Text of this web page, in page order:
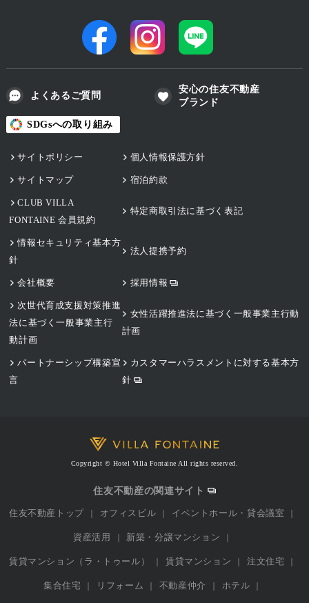
よくあるご質問
安心の住友不動産
ブランド
SDGsへの取り組み
サイトポリシー 個人情報保護方針
サイトマップ 宿泊約款
CLUB VILLA
FONTAINE 会員規約
特定商取引法に基づく表記
情報セキュリティ基本方
針
法人提携予約
会社概要 採用情報
次世代育成支援対策推進
法に基づく一般事業主行
動計画
女性活躍推進法に基づく一般事業主行動
計画
パートナーシップ構築宣
言
カスタマーハラスメントに対する基本方
針
Copyright © Hotel Villa Fontaine All rights reserved.
住友不動産の関連サイト
住友不動産トップ オフィスビル イベントホール・貸会議室
資産活用 新築・分譲マンション
賃貸マンション（ラ・トゥール） 賃貸マンション 注文住宅
集合住宅 リフォーム 不動産仲介 ホテル